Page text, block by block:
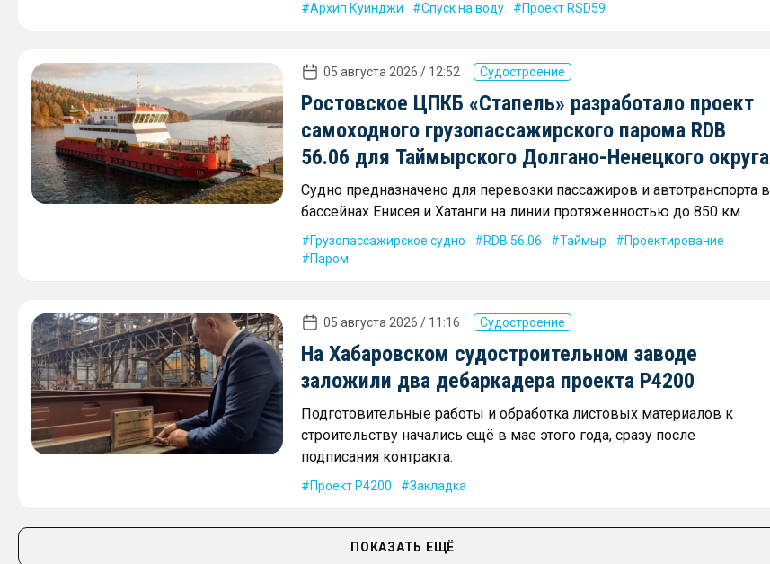
Архип Куинджи Спуск на воду Проект RSD59
05 августа 2026 / 12:52 Судостроение
Ростовское ЦПКБ «Стапель» разработало проект
самоходного грузопассажирского парома RDB
56.06 для Таймырского Долгано-Ненецкого округа
Судно предназначено для перевозки пассажиров и автотранспорта в
бассейнах Енисея и Хатанги на линии протяженностью до 850 км.
Грузопассажирское судно RDB 56.06 Таймыр
Проектирование
Паром
05 августа 2026 / 11:16 Судостроение
На Хабаровском судостроительном заводе
заложили два дебаркадера проекта Р4200
Подготовительные работы и обработка листовых материалов к
строительству начались ещё в мае этого года, сразу после
подписания контракта.
Проект Р4200 Закладка
ПОКАЗАТЬ ЕЩЁ